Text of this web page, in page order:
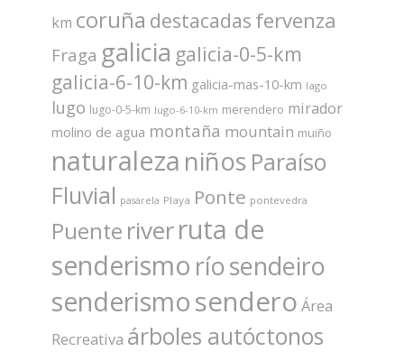
km coruña destacadas fervenza
Fraga galicia galicia-0-5-km
galicia-6-10-km galicia-mas-10-km lago
lugo lugo-0-5-km lugo-6-10-km merendero mirador
molino de agua montaña mountain muiño
naturaleza niños Paraíso
Fluvial pasarela Playa Ponte pontevedra
Puente riverruta de
senderismo ríosendeiro
senderismosendero Área
Recreativa árboles autóctonos